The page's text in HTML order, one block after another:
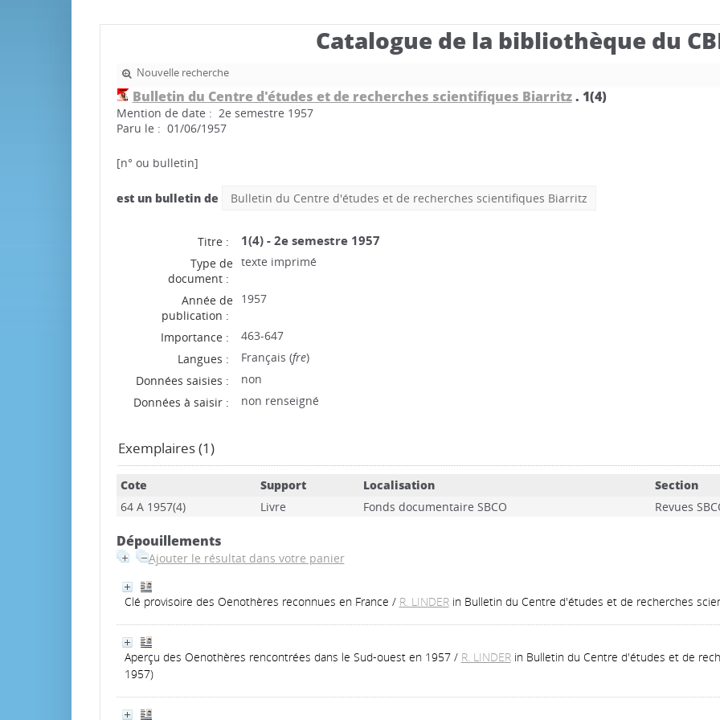
Catalogue de la bibliothèque du
Nouvelle recherche
Bulletin du Centre d'études et de recherches scientifiques Biarritz. 1(4)
Mention de date : 2e semestre 1957
Paru le : 01/06/1957
[n° ou bulletin]
est un bulletin de Bulletin du Centre d'études et de recherches scientifiques Biarritz
Titre : 1(4) - 2e semestre 1957
Type de
document :
texte imprimé
Année de
publication :
1957
Importance :
463-647
Langues :
Français (fre)
Données saisies :
non
Données à saisir :
non renseigné
Exemplaires (1)
Cote Support Localisation
Section
64 A 1957(4)
Livre Fonds documentaire SBCO Revues
Dépouillements
Ajouter le résultat dans votre panier
Clé provisoire des Oenothères reconnues en France / R. LINDER in Bulletin du Centre d'études et de recherches
Aperçu des Oenothères rencontrées dans le Sud-ouest en 1957/ R. LINDER in Bulletin du Centre d'études et de
1957)